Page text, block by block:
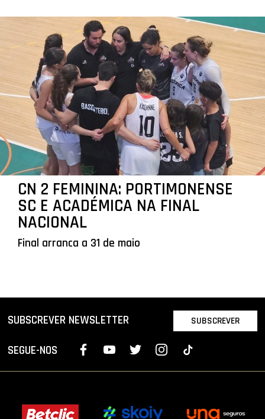
CN 2 FEMININA: PORTIMONENSE
SC E ACADÉMICA NA FINAL
NACIONAL
Final arranca a 31 de maio
SUBSCREVER NEWSLETTER SUBSCREVER
SEGUE-NOS